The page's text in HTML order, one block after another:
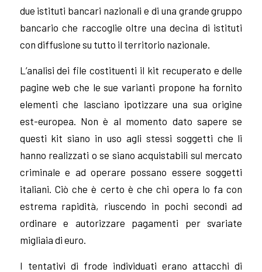
due istituti bancari nazionali e di una grande gruppo
bancario che raccoglie oltre una decina di istituti
con diffusione su tutto il territorio nazionale.
L’analisi dei file costituenti il kit recuperato e delle
pagine web che le sue varianti propone ha fornito
elementi che lasciano ipotizzare una sua origine
est-europea. Non è al momento dato sapere se
questi kit siano in uso agli stessi soggetti che li
hanno realizzati o se siano acquistabili sul mercato
criminale e ad operare possano essere soggetti
italiani. Ciò che è certo è che chi opera lo fa con
estrema rapidità, riuscendo in pochi secondi ad
ordinare e autorizzare pagamenti per svariate
migliaia di euro.
I tentativi di frode individuati erano attacchi di